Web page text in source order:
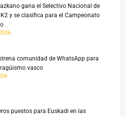
gana el Selectivo Nacional de
y se clasifica para el Campeonato
comunidad de WhatsApp para
vasco
puestos para Euskadi en las